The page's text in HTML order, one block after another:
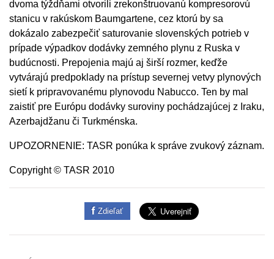
dvoma týždňami otvorili zrekonštruovanú kompresorovú
stanicu v rakúskom Baumgartene, cez ktorú by sa
dokázalo zabezpečiť saturovanie slovenských potrieb v
prípade výpadkov dodávky zemného plynu z Ruska v
budúcnosti. Prepojenia majú aj širší rozmer, keďže
vytvárajú predpoklady na prístup severnej vetvy plynových
sietí k pripravovanému plynovodu Nabucco. Ten by mal
zaistiť pre Európu dodávky suroviny pochádzajúcej z Iraku,
Azerbajdžanu či Turkménska.
UPOZORNENIE: TASR ponúka k správe zvukový záznam.
Copyright © TASR 2010
Zdieľať